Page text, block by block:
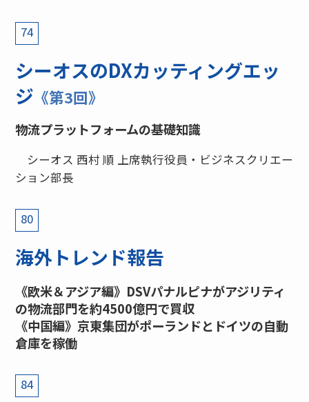
74
シーオスのDXカッティングエッ
ジ 《第3回》
物流プラットフォームの基礎知識
シーオス 西村 順 上席執行役員・ビジネスクリエー
ション部長
80
海外トレンド報告
《欧米＆アジア編》DSVパナルピナがアジリティ
の物流部門を約4500億円で買収
《中国編》京東集団がポーランドとドイツの自動
倉庫を稼働
84